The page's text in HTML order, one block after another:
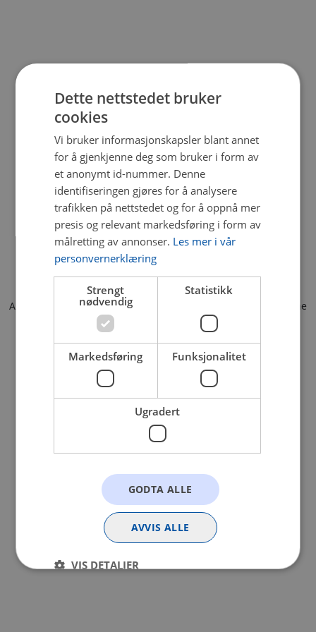
Application error: a client-side exception has occurred (see the
browser console for more information).
Dette nettstedet bruker
cookies
Vi bruker informasjonskapsler blant annet
for å gjenkjenne deg som bruker i form av
et anonymt id-nummer. Denne
identifiseringen gjøres for å analysere
trafikken på nettstedet og for å oppnå mer
presis og relevant markedsføring i form av
målretting av annonser. Les mer i vår
personvernerklæring
Strengt
nødvendig
Statistikk
Markedsføring Funksjonalitet
Ugradert
GODTA ALLE
AVVIS ALLE
VIS DETALJER